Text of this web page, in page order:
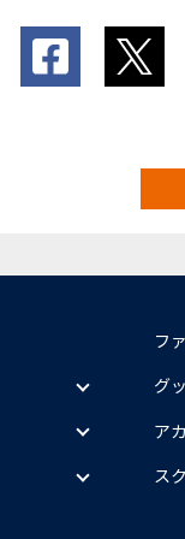
フ
グ
ア
ス